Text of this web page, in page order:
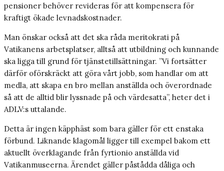
pensioner behöver revideras för att kompensera för
kraftigt ökade levnadskostnader.
Man önskar också att det ska råda meritokrati på
Vatikanens arbetsplatser, alltså att utbildning och kunnande
ska ligga till grund för tjänstetillsättningar. ”Vi fortsätter
därför oförskräckt att göra vårt jobb, som handlar om att
medla, att skapa en bro mellan anställda och överordnade
så att de alltid blir lyssnade på och värdesatta”, heter det i
ADLV:s uttalande.
Detta är ingen käpphäst som bara gäller för ett enstaka
förbund. Liknande klagomål ligger till exempel bakom ett
aktuellt överklagande från fyrtionio anställda vid
Vatikanmuseerna. Ärendet gäller påstådda dåliga och